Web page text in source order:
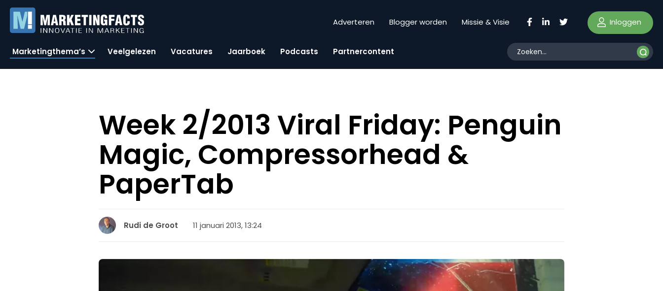
Adverteren Blogger worden Missie & Visie Inloggen
Marketingthema’s Veelgelezen Vacatures Jaarboek Podcasts Partnercontent
Week 2/2013 Viral Friday: Penguin
Magic, Compressorhead &
PaperTab
Rudi de Groot 11 januari 2013, 13:24